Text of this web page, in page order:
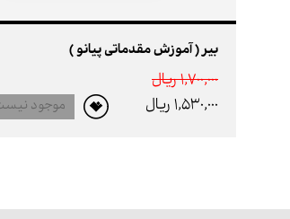
بیر ( آموزش مقدماتی پیانو )
1,700,000 ريال
1,530,000 ريال
موجود